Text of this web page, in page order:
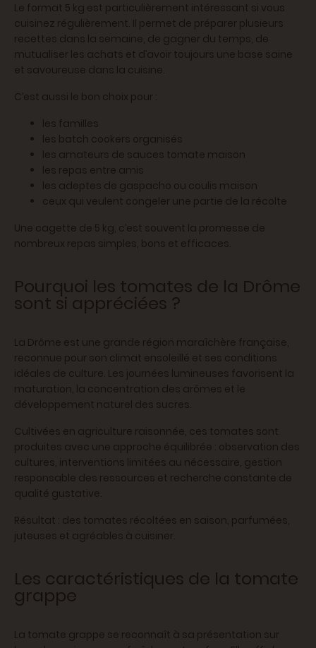
Le format 5 kg est particulièrement intéressant si vous
cuisinez régulièrement. Il permet de préparer plusieurs
recettes dans la semaine, de gagner du temps, de
mutualiser les achats et d’avoir toujours une base saine
et savoureuse dans la cuisine.
C’est aussi le bon choix pour :
les familles
les batch cookers organisés
les amateurs de sauces tomate maison
les repas entre amis
les adeptes de gaspacho ou coulis maison
ceux qui veulent congeler une partie de la récolte
Une cagette de 5 kg, c’est souvent la promesse de
nombreux repas simples, bons et efficaces.
Pourquoi les tomates de la Drôme
sont si appréciées ?
La Drôme est une grande région maraîchère française,
reconnue pour son climat ensoleillé et ses conditions
idéales de culture. Les journées lumineuses favorisent la
maturation, la concentration des arômes et le
développement naturel des sucres.
Cultivées en agriculture raisonnée, ces tomates sont
produites avec une approche équilibrée : observation des
cultures, interventions limitées au nécessaire, gestion
responsable des ressources et recherche constante de
qualité gustative.
Résultat : des tomates récoltées en saison, parfumées,
juteuses et agréables à cuisiner.
Les caractéristiques de la tomate
grappe
La tomate grappe se reconnaît à sa présentation sur